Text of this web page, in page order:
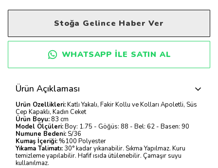
Stoğa Gelince Haber Ver
WHATSAPP ILE SATIN AL
Ürün Açıklaması
Ürün Özellikleri:Katlı Yakalı, Fakir Kollu ve Kolları Apoletli, Süs
Cep Kapaklı, Kadın Ceket
Ürün Boyu: 83 cm
Model Ölçüleri:Boy: 1.75 - Göğüs: 88 - Bel: 62 - Basen: 90
Numune Bedeni: S/36
Kumaş İçeriği: %100 Polyester
Yıkama Talimatı:30° kadar yıkanabilir. Sıkma Yapılmaz. Kuru
temizleme yapılabilir. Hafif ısıda ütülenebilir. Çamaşır suyu
kullanılmaz.